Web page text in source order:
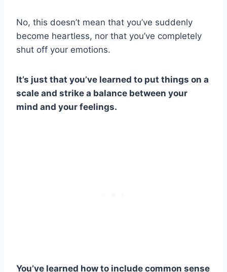
No, this doesn’t mean that you’ve suddenly
become heartless, nor that you’ve completely
shut off your emotions.
It’s just that you’ve learned to put things on a
scale and strike a balance between your
mind and your feelings.
You’ve learned how to include common sense